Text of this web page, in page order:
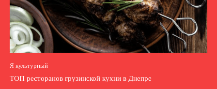
Я культурный
ТОП ресторанов грузинской кухни в Днепре